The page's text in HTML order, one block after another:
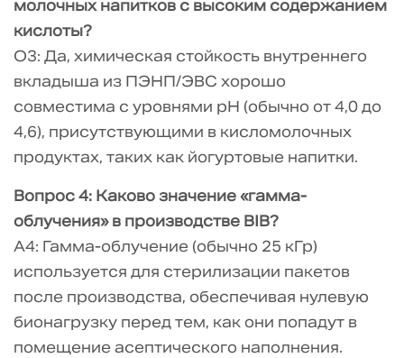
молочных напитков с высоким содержанием
кислоты?
О3: Да, химическая стойкость внутреннего
вкладыша из ПЭНП/ЭВС хорошо
совместима с уровнями pH (обычно от 4,0 до
4,6), присутствующими в кисломолочных
продуктах, таких как йогуртовые напитки.
Вопрос 4: Каково значение «гамма-
облучения» в производстве BIB?
A4: Гамма-облучение (обычно 25 кГр)
используется для стерилизации пакетов
после производства, обеспечивая нулевую
бионагрузку перед тем, как они попадут в
помещение асептического наполнения.